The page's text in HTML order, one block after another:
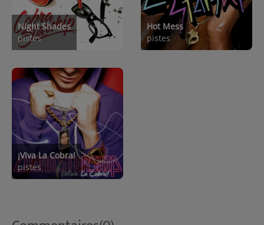
Night Shades
pistes
Hot Mess
pistes
¡Viva La Cobra!
pistes